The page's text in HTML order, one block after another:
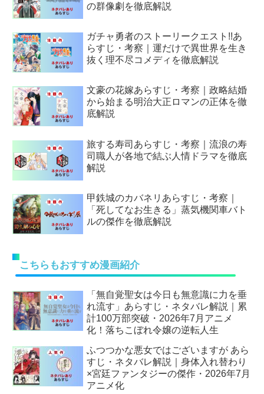
の群像劇を徹底解説
ガチャ勇者のストーリークエスト!!あ
らすじ・考察｜運だけで異世界を生き
抜く理不尽コメディを徹底解説
文豪の花嫁あらすじ・考察｜政略結婚
から始まる明治大正ロマンの正体を徹
底解説
旅する寿司あらすじ・考察｜流浪の寿
司職人が各地で結ぶ人情ドラマを徹底
解説
甲鉄城のカバネリあらすじ・考察｜
「死してなお生きる」蒸気機関車バト
ルの傑作を徹底解説
こちらもおすすめ漫画紹介
「無自覚聖女は今日も無意識に力を垂
れ流す」あらすじ・ネタバレ解説｜累
計100万部突破・2026年7月アニメ
化！落ちこぼれ令嬢の逆転人生
ふつつかな悪女ではございますが あら
すじ・ネタバレ解説｜身体入れ替わり
×宮廷ファンタジーの傑作・2026年7月
アニメ化